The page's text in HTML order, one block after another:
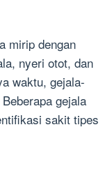
mirip dengan
nyeri otot, dan
waktu, gejala-
gejala
sakit tipes